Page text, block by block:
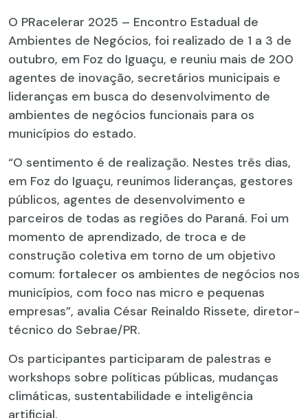
O PRacelerar 2025 – Encontro Estadual de
Ambientes de Negócios, foi realizado de 1 a 3 de
outubro, em Foz do Iguaçu, e reuniu mais de 200
agentes de inovação, secretários municipais e
lideranças em busca do desenvolvimento de
ambientes de negócios funcionais para os
municípios do estado.
“O sentimento é de realização. Nestes três dias,
em Foz do Iguaçu, reunimos lideranças, gestores
públicos, agentes de desenvolvimento e
parceiros de todas as regiões do Paraná. Foi um
momento de aprendizado, de troca e de
construção coletiva em torno de um objetivo
comum: fortalecer os ambientes de negócios nos
municípios, com foco nas micro e pequenas
empresas”, avalia César Reinaldo Rissete, diretor-
técnico do Sebrae/PR.
Os participantes participaram de palestras e
workshops sobre políticas públicas, mudanças
climáticas, sustentabilidade e inteligência
artificial.